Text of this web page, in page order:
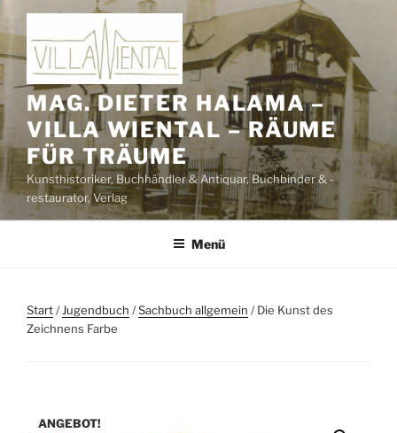
Zum
Inhalt
springen
MAG. DIETER HALAMA –
VILLA WIENTAL – RÄUME
FÜR TRÄUME
Kunsthistoriker, Buchhändler & Antiquar, Buchbinder & -
restaurator, Verlag
Menü
Start/Jugendbuch /Sachbuch allgemein / Die Kunst des
Zeichnens Farbe
ANGEBOT!